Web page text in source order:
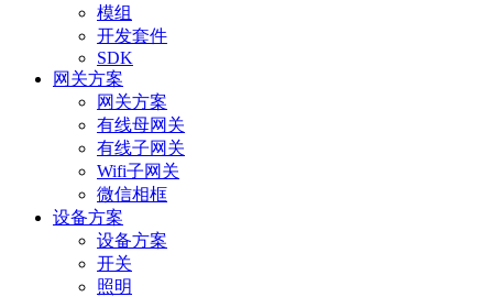
模组
开发套件
SDK
网关方案
网关方案
有线母网关
有线子网关
Wifi子网关
微信相框
设备方案
设备方案
开关
照明